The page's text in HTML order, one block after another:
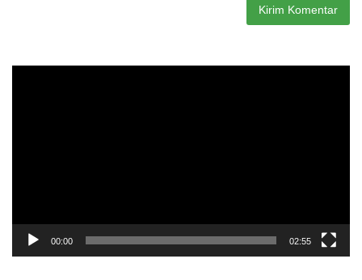
00:00 02:55